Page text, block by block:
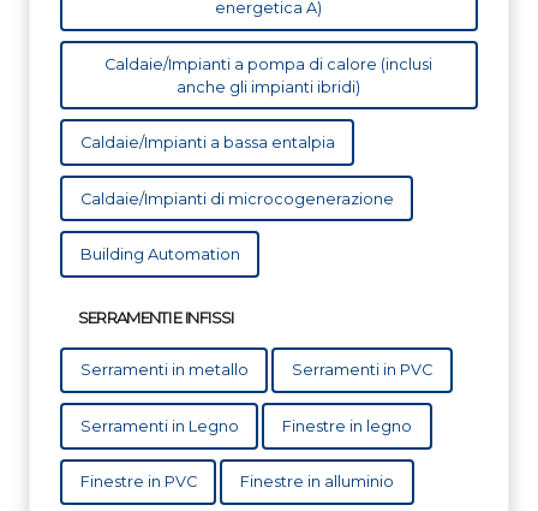
energetica A)
Caldaie/Impianti a pompa di calore (inclusi
anche gli impianti ibridi)
Caldaie/Impianti a bassa entalpia
Caldaie/Impianti di microcogenerazione
Building Automation
SERRAMENTI E INFISSI
Serramenti in metallo Serramenti in PVC
Serramenti in Legno Finestre in legno
Finestre in PVC Finestre in alluminio